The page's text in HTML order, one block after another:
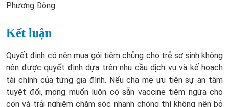
Phương Đông.
Kết luận
Quyết định có nên mua gói tiêm chủng cho trẻ sơ sinh không
nên được quyết định dựa trên nhu cầu dịch vụ và kế hoạch
tài chính của từng gia đình. Nếu cha mẹ ưu tiên sự an tâm
tuyệt đối, mong muốn luôn có sẵn vaccine tiêm ngừa cho
con và trải nghiệm chăm sóc nhanh chóng thì không nên bỏ